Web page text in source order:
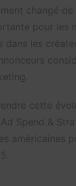
changé
pour les
dans les
cette
Spend &
américaines